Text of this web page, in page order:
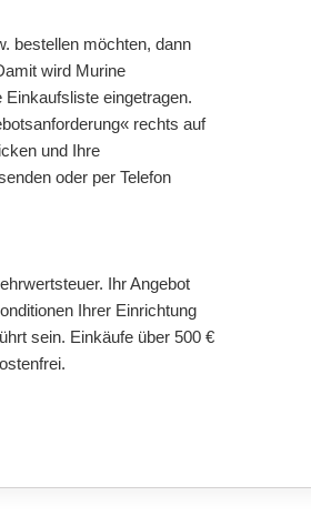
bestellen möchten, dann
wird Murine
eingetragen.
rechts auf
und Ihre
oder per Telefon
Ihr Angebot
Ihrer Einrichtung
sein. Einkäufe über 500 €